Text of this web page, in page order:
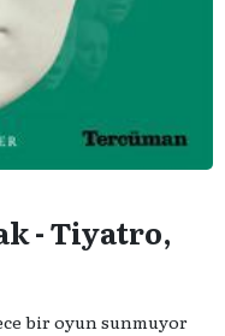
- Tiyatro,
bir oyun sunmuyor